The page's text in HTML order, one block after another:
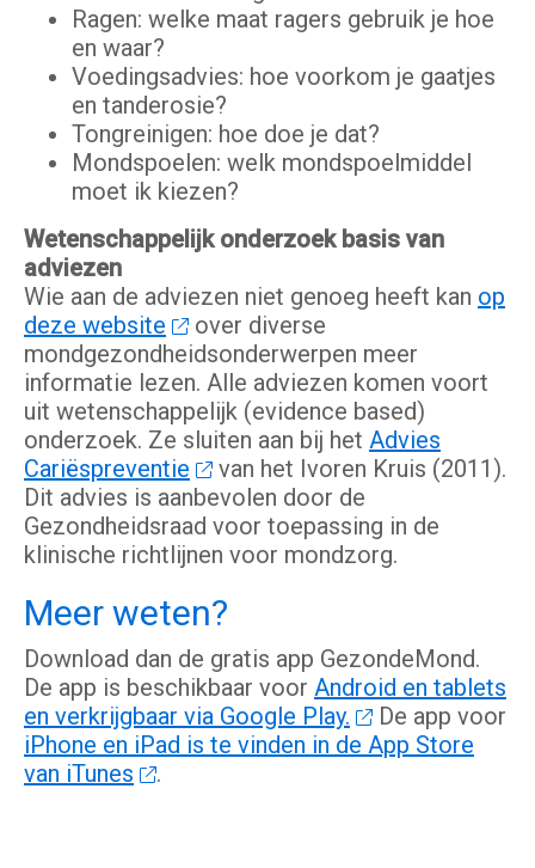
Ragen: welke maat ragers gebruik je hoe
en waar?
Voedingsadvies: hoe voorkom je gaatjes
en tanderosie?
Tongreinigen: hoe doe je dat?
Mondspoelen: welk mondspoelmiddel
moet ik kiezen?
Wetenschappelijk onderzoek basis van
adviezen
Wie aan de adviezen niet genoeg heeft kan op
deze website
over diverse
mondgezondheidsonderwerpen meer
informatie lezen. Alle adviezen komen voort
uit wetenschappelijk (evidence based)
onderzoek. Ze sluiten aan bij het Advies
Cariëspreventie
van het Ivoren Kruis (2011).
Dit advies is aanbevolen door de
Gezondheidsraad voor toepassing in de
klinische richtlijnen voor mondzorg.
Meer weten?
Download dan de gratis app GezondeMond.
De app is beschikbaar voor Android en tablets
en verkrijgbaar via Google Play.
De app voor
iPhone en iPad is te vinden in de App Store
van iTunes
.